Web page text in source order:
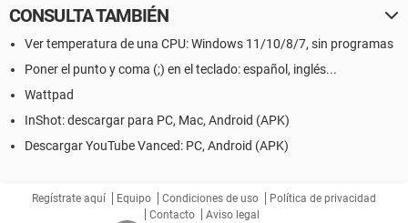
CONSULTA TAMBIÉN
Ver temperatura de una CPU: Windows 11/10/8/7, sin programas
Poner el punto y coma (;) en el teclado: español, inglés...
Wattpad
InShot: descargar para PC, Mac, Android (APK)
Descargar YouTube Vanced: PC, Android (APK)
Regístrate aquí Equipo Condiciones de uso
Política de privacidad
Contacto
Aviso legal